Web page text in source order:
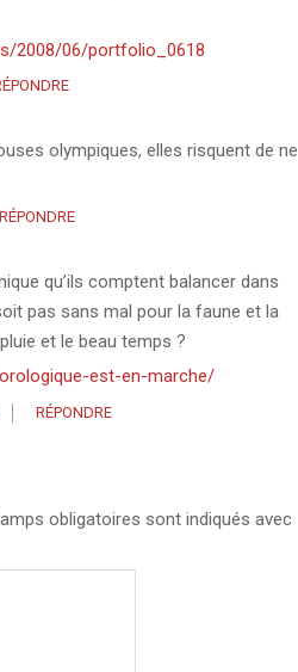
2008/06/portfolio_0618
olympiques, elles risquent de ne
RÉPONDRE
qu’ils comptent balancer dans
pas sans mal pour la faune et la
et le beau temps ?
est-en-marche/
RÉPONDRE
obligatoires sont indiqués avec